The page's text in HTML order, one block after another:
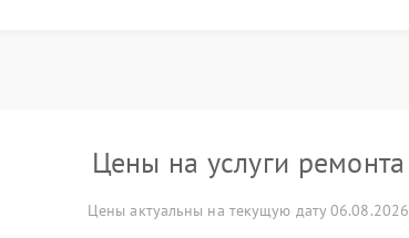
Цены на услуги ремонта
Цены актуальны на текущую дату 06.08.2026